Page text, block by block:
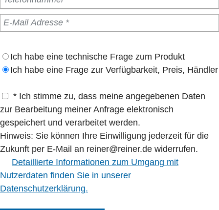
Ich habe eine technische Frage zum Produkt
Ich habe eine Frage zur Verfügbarkeit, Preis, Händler
* Ich stimme zu, dass meine angegebenen Daten
zur Bearbeitung meiner Anfrage elektronisch
gespeichert und verarbeitet werden.
Hinweis: Sie können Ihre Einwilligung jederzeit für die
Zukunft per E-Mail an reiner@reiner.de widerrufen.
Detaillierte Informationen zum Umgang mit
Nutzerdaten finden Sie in unserer
Datenschutzerklärung.